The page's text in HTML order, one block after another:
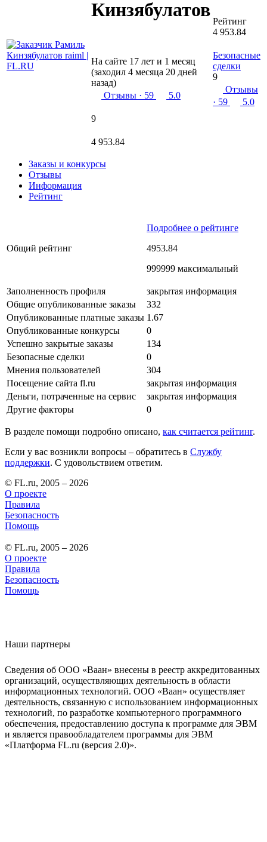
Кинзябулатов
На сайте 17 лет и 1 месяц
(заходил 4 месяца 20 дней
назад)
Отзывы · 59 5.0
9
4 953.84
Рейтинг
4 953.84
Безопасные
сделки
9
Отзывы
· 59
5.0
Заказы и конкурсы
Отзывы
Информация
Рейтинг
Общий рейтинг
Подробнее о рейтинге
4953.84
999999 максимальный
Заполненность профиля
закрытая информация
Общие опубликованные заказы
332
Опубликованные платные заказы 1.67
Опубликованные конкурсы
0
Успешно закрытые заказы
134
Безопасные сделки
0
Мнения пользователей
304
Посещение сайта fl.ru
закрытая информация
Деньги, потраченные на сервис
закрытая информация
Другие факторы
0
В разделе помощи подробно описано, как считается рейтинг.
Если у вас возникли вопросы – обратитесь в Службу
поддержки. С удовольствием ответим.
© FL.ru, 2005 – 2026
О проекте
Правила
Безопасность
Помощь
© FL.ru, 2005 – 2026
О проекте
Правила
Безопасность
Помощь
Наши партнеры
Сведения об ООО «Ваан» внесены в реестр аккредитованных
организаций, осуществляющих деятельность в области
информационных технологий. ООО «Ваан» осуществляет
деятельность, связанную с использованием информационных
технологий, по разработке компьютерного программного
обеспечения, предоставлению доступа к программе для ЭВМ
и является правообладателем программы для ЭВМ
«Платформа FL.ru (версия 2.0)».